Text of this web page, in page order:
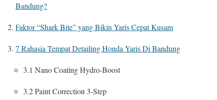
Bandung?
Faktor “Shark Bite” yang Bikin Yaris Cepat Kusam
7 Rahasia Tempat Detailing Honda Yaris Di Bandung
3.1 Nano Coating Hydro-Boost
3.2 Paint Correction 3-Step